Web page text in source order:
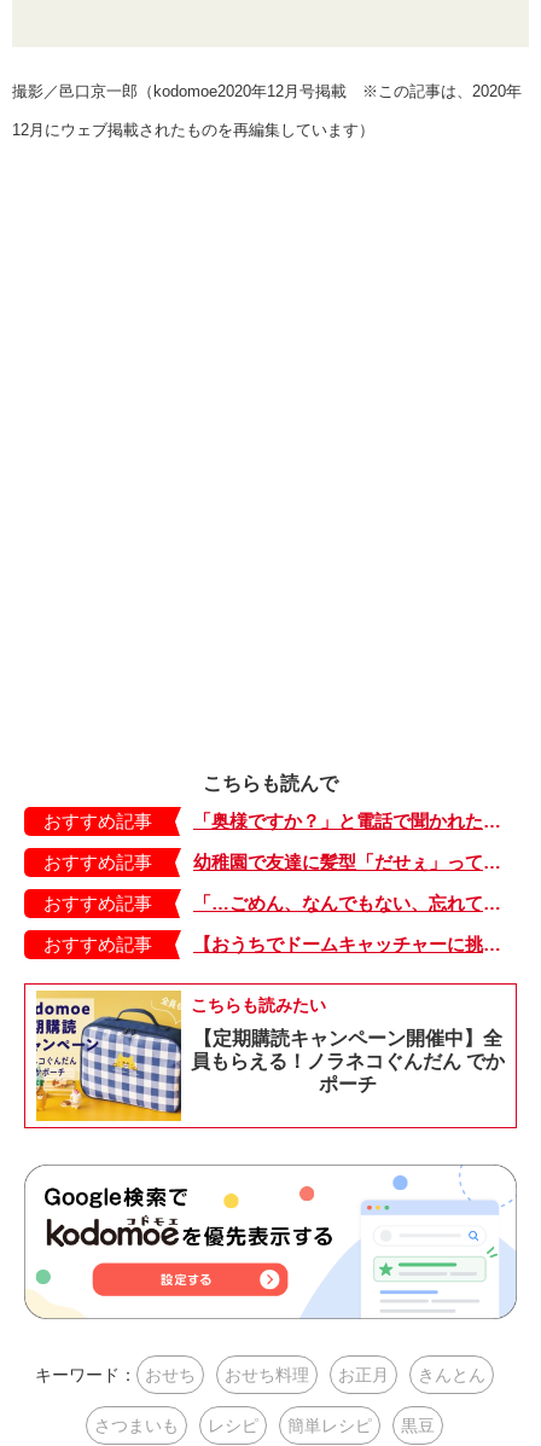
撮影／邑口京一郎（kodomoe2020年12月号掲載 ※この記事は、2020年
12月にウェブ掲載されたものを再編集しています）
こちらも読んで
おすすめ記事
「奥様ですか？」と電話で聞かれたときは、こう返す。義父と同居してよかったこと【しぶしぶ同居したら義父が最高だった件・9】
おすすめ記事
幼稚園で友達に髪型「だせぇ」って言われた。母の好みはこれまでか…【もちもち！おもちBOY・35】
おすすめ記事
「…ごめん、なんでもない、忘れて」。駅のホームで思わず無言になった、中1の冬のこと【大きくなってく娘と私・65】
おすすめ記事
【おうちでドームキャッチャーに挑戦だ】アンパンマン わくわくドームキャッチャー
こちらも読みたい
【定期購読キャンペーン開催中】全
員もらえる！ノラネコぐんだん でか
ポーチ
キーワード： おせち おせち料理 お正月 きんとん
さつまいも レシピ 簡単レシピ 黒豆